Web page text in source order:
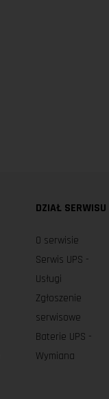
DZIAŁ SERWISU
O serwisie
Serwis UPS -
Usługi
Zgłoszenie
serwisowe
Baterie UPS -
Wymiana